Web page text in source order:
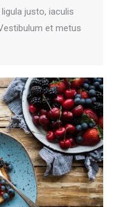
justo, iaculis
et metus